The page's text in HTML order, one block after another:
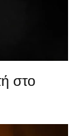
στο